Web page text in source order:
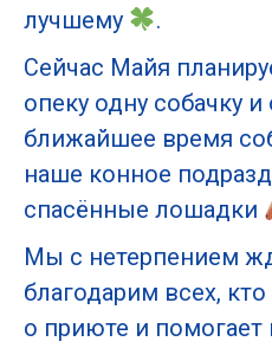
лучшему
.
Сейчас Майя
опеку одну собачку
ближайшее время
наше конное
спасённые лошадки
Мы с нетерпением
благодарим всех,
о приюте и